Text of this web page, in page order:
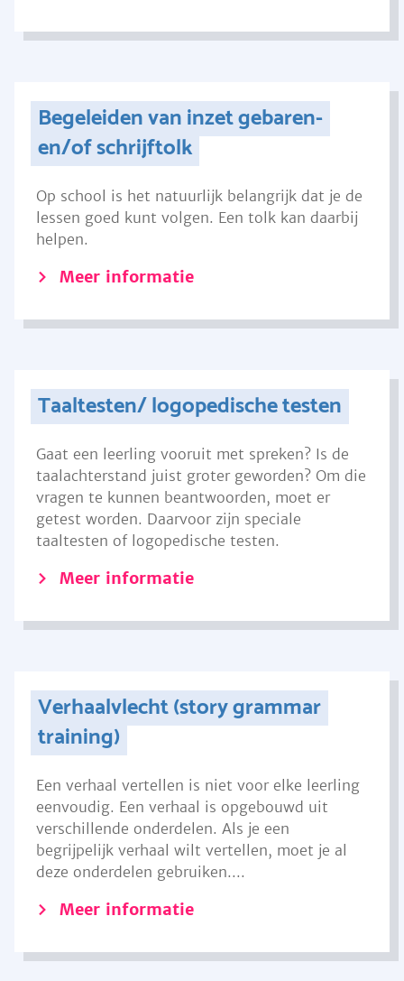
Begeleiden van inzet gebaren-
en/of schrijftolk
Op school is het natuurlijk belangrijk dat je de
lessen goed kunt volgen. Een tolk kan daarbij
helpen.
Meer informatie
Taaltesten/ logopedische testen
Gaat een leerling vooruit met spreken? Is de
taalachterstand juist groter geworden? Om die
vragen te kunnen beantwoorden, moet er
getest worden. Daarvoor zijn speciale
taaltesten of logopedische testen.
Meer informatie
Verhaalvlecht (story grammar
training)
Een verhaal vertellen is niet voor elke leerling
eenvoudig. Een verhaal is opgebouwd uit
verschillende onderdelen. Als je een
begrijpelijk verhaal wilt vertellen, moet je al
deze onderdelen gebruiken....
Meer informatie